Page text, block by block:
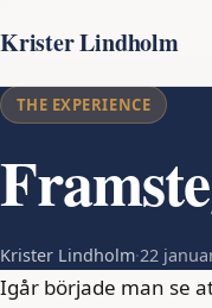
Krister Lindholm
THE EXPERIENCE
Krister Lindholm·22
Igår började man se